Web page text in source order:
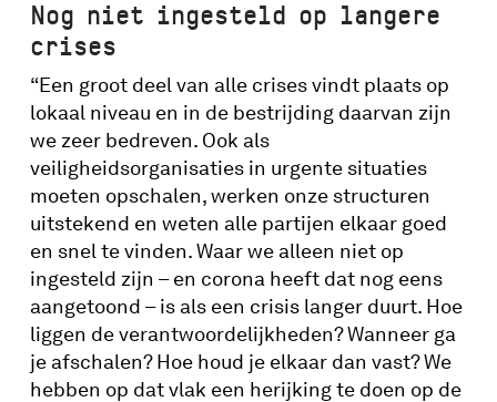
lockdown, vanuit de huiskamer met
veiligheidsmensen aan de slag gaat was
heel bijzonder,” zo blikt Vogelzang terug op
de eerste maanden van haar nieuwe
dienstverband. ”Sinds corona is
crisisbeheersing natuurlijk veel meerin
the picturegekomen door de grootschalige
crises waar we sindsdien mee te maken
hebben gekregen. We weten wat er goed
gaat en wat niet goed gaat. Met die kennis
zijn we de crisisbeheersing nu aan het
herijken.”
Nog niet ingesteld op langere
crises
“Een groot deel van alle crises vindt plaats op
lokaal niveau en in de bestrijding daarvan zijn
we zeer bedreven. Ook als
veiligheidsorganisaties in urgente situaties
moeten opschalen, werken onze structuren
uitstekend en weten alle partijen elkaar goed
en snel te vinden. Waar we alleen niet op
ingesteld zijn – en corona heeft dat nog eens
aangetoond – is als een crisis langer duurt. Hoe
liggen de verantwoordelijkheden? Wanneer ga
je afschalen? Hoe houd je elkaar dan vast? We
hebben op dat vlak een herijking te doen op de